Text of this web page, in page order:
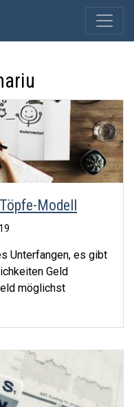
Modell
Unterfangen, es gibt
Geld
möglichst